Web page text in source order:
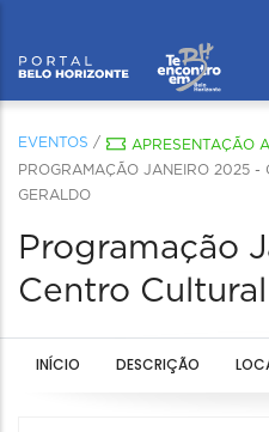
EVENTOS / APRESENTAÇÃO
PROGRAMAÇÃO JANEIRO 2025 -
GERALDO
Programação
Centro
INÍCIO DESCRIÇÃO